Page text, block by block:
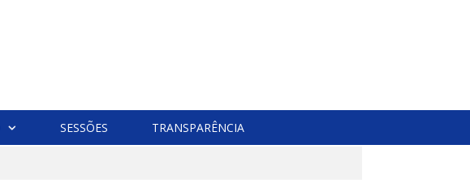
SESSÕES TRANSPARÊNCIA